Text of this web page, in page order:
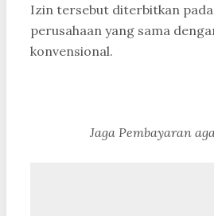
Izin tersebut diterbitkan pada
perusahaan yang sama
konvensional.
Jaga Pembayaran